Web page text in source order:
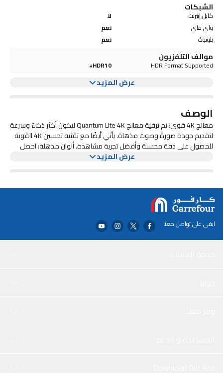
الشبكات
كابل إيثرنت
لا
واي فاي
نعم
بلوتوث
نعم
موالف التلفزيون
HDR Format Supported
HDR10+
عرض المزيد
الوصف
معالج 4K قوي: تم ترقية معالج Quantum Lite 4K ليكون أكثر ذكاءً وسرعة
لتقديم جودة صورة وصوت مذهلة. يأتي أيضًا مع تقنية تحسين 4K القوية
للحصول على دقة محسنة وأفضل تجربة مشاهدة. ألوان مذهلة: احصل
Dual LED المبتكرة تباينًا أكثر جرأة ودقة من خلال تحسين لون الإضاءة
الخلفية لتتناسب مع نوع المحتوى الذي يتم مشاهدته. تجربة صوت غامرة:
Tracking Sound Lite بينما يقوم الصوت التكيفي بتحسين الصوت بناءً على
تحليل المشهد في الوقت الفعلي.
عرض المزيد
ابقى على تواصل معنا